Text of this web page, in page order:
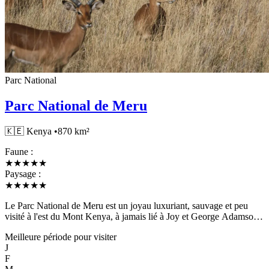
Parc National
Parc National de Meru
🇰🇪 Kenya •870 km²
Faune :
★★★★★
Paysage :
★★★★★
Le Parc National de Meru est un joyau luxuriant, sauvage et peu
visité à l'est du Mont Kenya, à jamais lié à Joy et George Adamson
dévastation due au braconnage dans les années 1980, Meru a été
spectaculairement réhabilité et réapprovisionné, en faisant l'une des
destinations de safari les plus gratifiantes du Kenya, hors des sentiers
Meilleure période pour visiter
J
F